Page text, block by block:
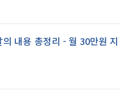
내용 총정리 - 월 30만원 지